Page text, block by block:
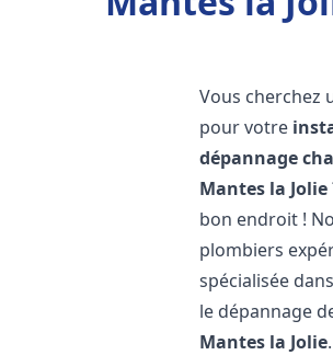
Vous cherchez
pour votre
dépannage
Mantes la Jolie
bon endroit !
plombiers
spécialisée
le dépannage
Mantes la Jolie